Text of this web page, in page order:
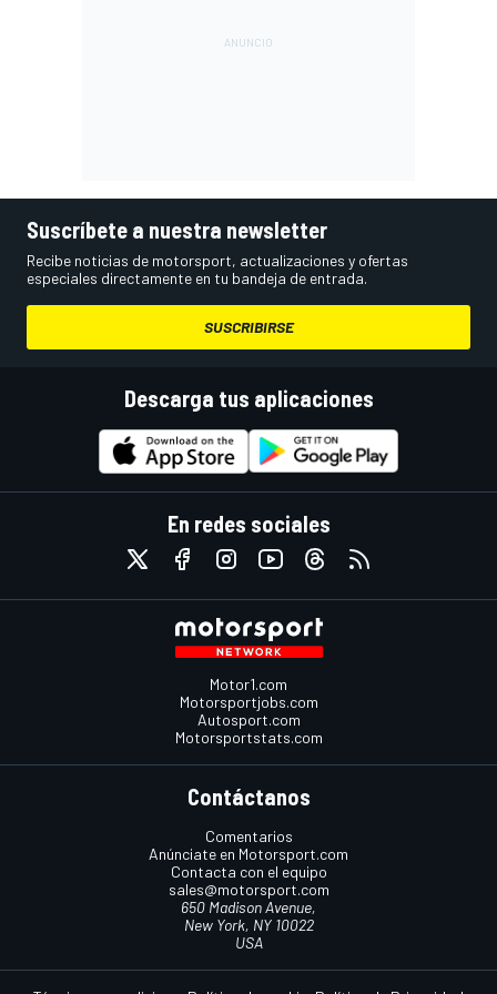
Suscríbete a nuestra newsletter
Recibe noticias de motorsport, actualizaciones y ofertas
especiales directamente en tu bandeja de entrada.
SUSCRIBIRSE
Descarga tus aplicaciones
En redes sociales
Motor1.com
Motorsportjobs.com
Autosport.com
Motorsportstats.com
Contáctanos
Comentarios
Anúnciate en Motorsport.com
Contacta con el equipo
sales@motorsport.com
650 Madison Avenue,
New York, NY 10022
USA